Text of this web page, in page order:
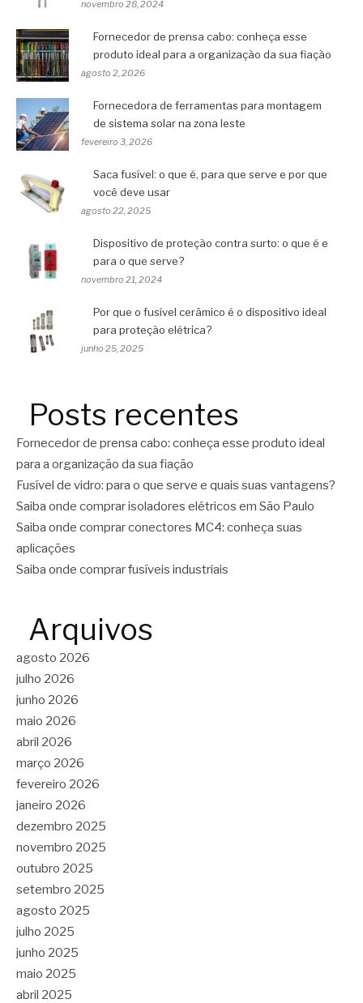
novembro 28, 2024
Fornecedor de prensa cabo: conheça esse
produto ideal para a organização da sua fiação
agosto 2, 2026
Fornecedora de ferramentas para montagem
de sistema solar na zona leste
fevereiro 3, 2026
Saca fusível: o que é, para que serve e por que
você deve usar
agosto 22, 2025
Dispositivo de proteção contra surto: o que é e
para o que serve?
novembro 21, 2024
Por que o fusível cerâmico é o dispositivo ideal
para proteção elétrica?
junho 25, 2025
Posts recentes
Fornecedor de prensa cabo: conheça esse produto ideal
para a organização da sua fiação
Fusível de vidro: para o que serve e quais suas vantagens?
Saiba onde comprar isoladores elétricos em São Paulo
Saiba onde comprar conectores MC4: conheça suas
aplicações
Saiba onde comprar fusíveis industriais
Arquivos
agosto 2026
julho 2026
junho 2026
maio 2026
abril 2026
março 2026
fevereiro 2026
janeiro 2026
dezembro 2025
novembro 2025
outubro 2025
setembro 2025
agosto 2025
julho 2025
junho 2025
maio 2025
abril 2025